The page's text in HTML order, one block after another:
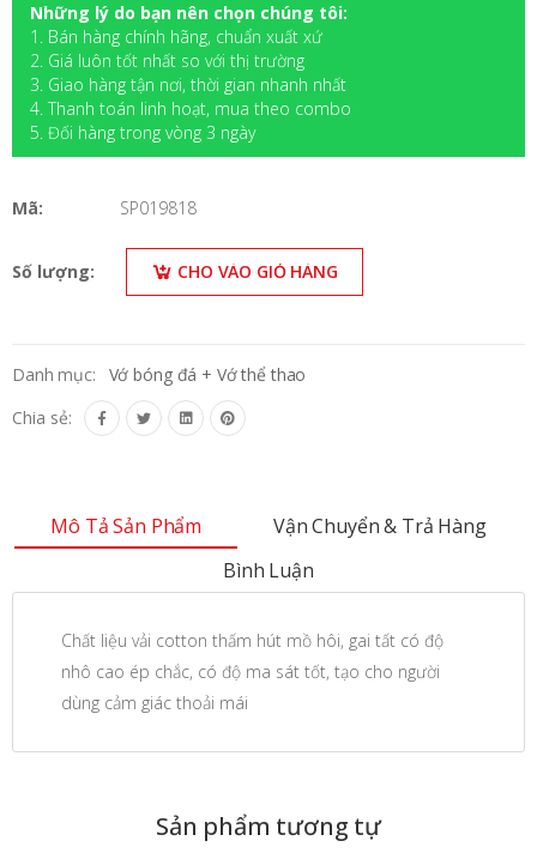
Những lý do bạn nên chọn chúng tôi:
1. Bán hàng chính hãng, chuẩn xuất xứ
2. Giá luôn tốt nhất so với thị trường
3. Giao hàng tận nơi, thời gian nhanh nhất
4. Thanh toán linh hoạt, mua theo combo
5. Đối hàng trong vòng 3 ngày
Mã: SP019818
Số lượng: CHO VÀO GIỎ HÀNG
Danh mục:
Vớ bóng đá + Vớ thể thao
Chia sẻ:
Mô Tả Sản Phẩm
Vận Chuyển & Trả Hàng
Bình Luận
Chất liệu vải cotton thấm hút mồ hôi, gai tất có độ
nhô cao ép chắc, có độ ma sát tốt, tạo cho người
dùng cảm giác thoải mái
Sản phẩm tương tự